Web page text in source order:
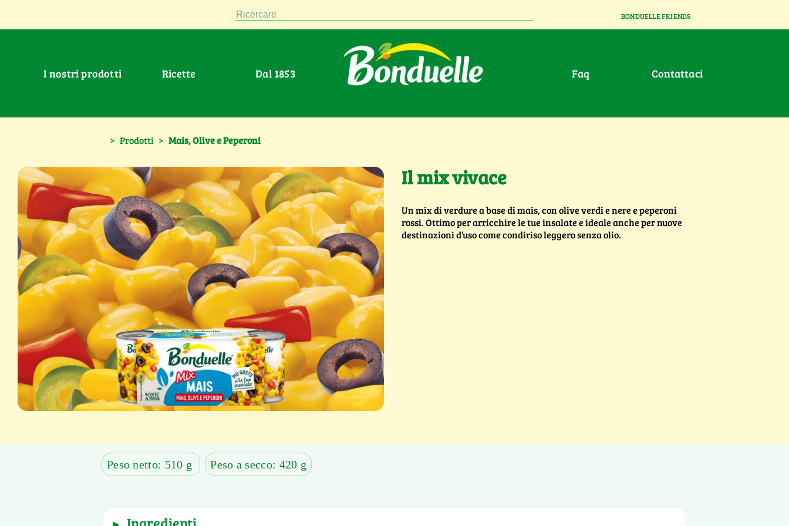
Ricercare BONDUELLE FRIENDS
I nostri prodotti Ricette Dal 1853 faq contattaci
> Prodotti > Mais, Olive e Peperoni
Il mix vivace
Un mix di verdure a base di mais, con olive verdi e nere e peperoni
rossi. Ottimo per arricchire le tue insalate e ideale anche per nuove
destinazioni d’uso come condiriso leggero senza olio.
Peso netto: 510 g Peso a secco: 420 g
▶